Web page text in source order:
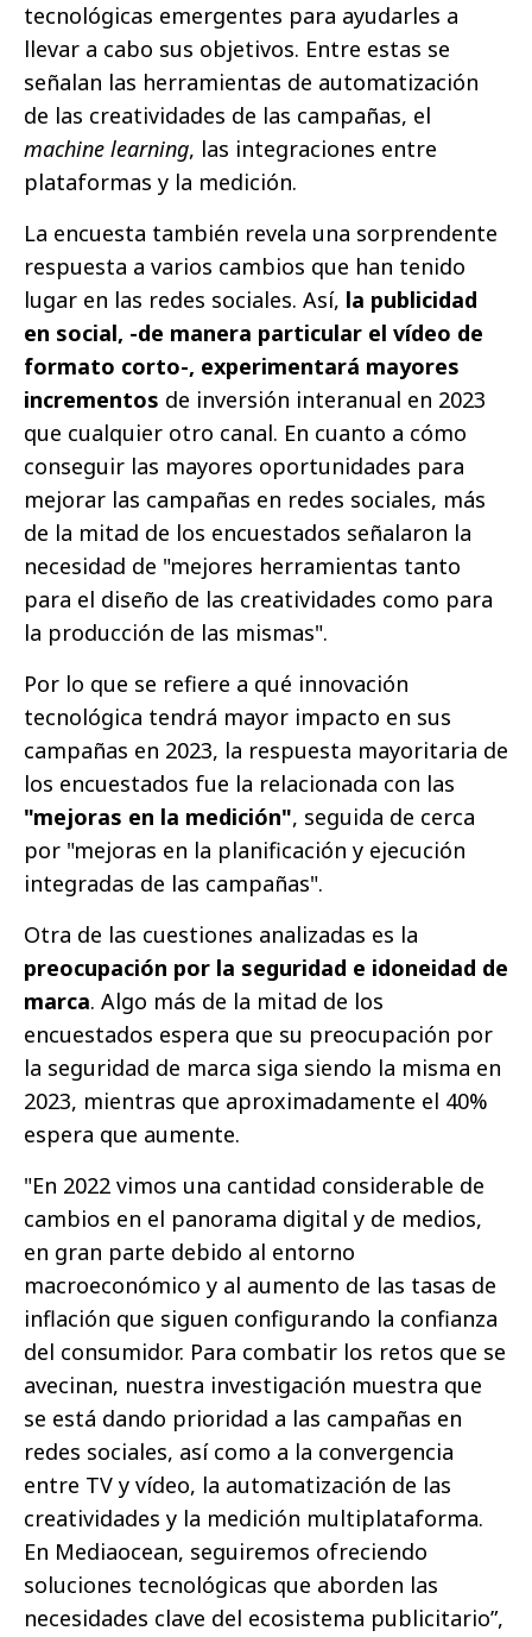
tecnológicas emergentes para ayudarles a
llevar a cabo sus objetivos. Entre estas se
señalan las herramientas de automatización
de las creatividades de las campañas, el
machine learning, las integraciones entre
plataformas y la medición.
La encuesta también revela una sorprendente
respuesta a varios cambios que han tenido
lugar en las redes sociales. Así, la publicidad
en social, -de manera particular el vídeo de
formato corto-, experimentará mayores
incrementos de inversión interanual en 2023
que cualquier otro canal. En cuanto a cómo
conseguir las mayores oportunidades para
mejorar las campañas en redes sociales, más
de la mitad de los encuestados señalaron la
necesidad de "mejores herramientas tanto
para el diseño de las creatividades como para
la producción de las mismas".
Por lo que se refiere a qué innovación
tecnológica tendrá mayor impacto en sus
campañas en 2023, la respuesta mayoritaria de
los encuestados fue la relacionada con las
"mejoras en la medición", seguida de cerca
por "mejoras en la planificación y ejecución
integradas de las campañas".
Otra de las cuestiones analizadas es la
preocupación por la seguridad e idoneidad de
marca. Algo más de la mitad de los
encuestados espera que su preocupación por
la seguridad de marca siga siendo la misma en
2023, mientras que aproximadamente el 40%
espera que aumente.
"En 2022 vimos una cantidad considerable de
cambios en el panorama digital y de medios,
en gran parte debido al entorno
macroeconómico y al aumento de las tasas de
inflación que siguen configurando la confianza
del consumidor. Para combatir los retos que se
avecinan, nuestra investigación muestra que
se está dando prioridad a las campañas en
redes sociales, así como a la convergencia
entre TV y vídeo, la automatización de las
creatividades y la medición multiplataforma.
En Mediaocean, seguiremos ofreciendo
soluciones tecnológicas que aborden las
necesidades clave del ecosistema publicitario”,